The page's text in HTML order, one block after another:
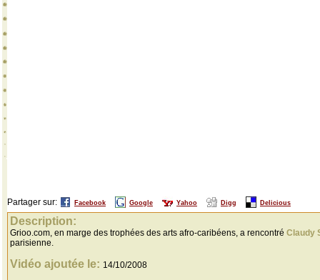
Partager sur: Facebook Google Yahoo Digg Delicious
Description:
Grioo.com, en marge des trophées des arts afro-caribéens, a rencontré Claudy
parisienne.
Vidéo ajoutée le: 14/10/2008